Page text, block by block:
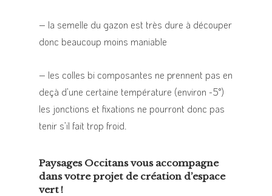
– la semelle du gazon est très dure à découper
donc beaucoup moins maniable
– les colles bi composantes ne prennent pas en
deçà d’une certaine température (environ -5°)
les jonctions et fixations ne pourront donc pas
tenir s’il fait trop froid.
Paysages Occitans vous accompagne
dans votre projet de création d’espace
vert !